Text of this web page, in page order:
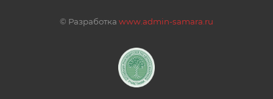
© Разработка www.admin-samara.ru